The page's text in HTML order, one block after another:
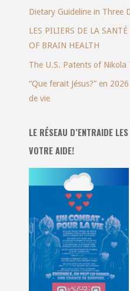
Dietary Guideline in Three
LES PILIERS DE LA
OF BRAIN HEALTH
The U.S. Patents of Nikola
“Que ferait Jésus?” en
de vie
LE RÉSEAU D’ENTRAIDE
VOTRE AIDE!